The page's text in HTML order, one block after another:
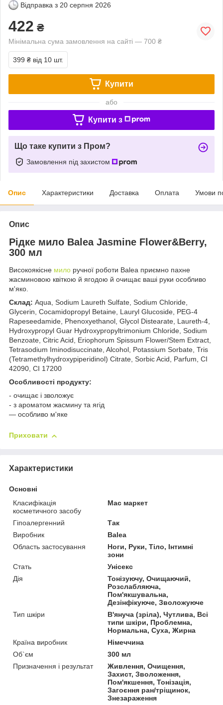
Відправка з 20 серпня 2026
422 ₴
Мінімальна сума замовлення на сайті — 700 ₴
399 ₴ від 10 шт.
Купити
або
Купити з
Що таке купити з Пром?
Замовлення під захистом
Опис Характеристики Доставка Оплата Умови
Опис
Рідке мило Balea Jasmine Flower&Berry,
300 мл
Високоякісне мило ручної роботи Balea приємно пахне
жасминовою квіткою й ягодою й очищає ваші руки особливо
м'яко.
Склад: Aqua, Sodium Laureth Sulfate, Sodium Chloride,
Glycerin, Cocamidopropyl Betaine, Lauryl Glucoside, PEG-4
Rapeseedamide, Phenoxyethanol, Glycol Distearate, Laureth-4,
Hydroxypropyl Guar Hydroxypropyltrimonium Chloride, Sodium
Benzoate, Citric Acid, Eriophorum Spissum Flower/Stem Extract,
Tetrasodium Iminodisuccinate, Alcohol, Potassium Sorbate, Tris
(Tetramethylhydroxypiperidinol) Citrate, Sorbic Acid, Parfum, CI
42090, CI 17200
Особливості продукту:
- очищає і зволожує
- з ароматом жасмину та ягід
— особливо м'яке
Приховати
Характеристики
Основні
Класифікація
косметичного засобу
Мас маркет
Гіпоалергенний
Так
Виробник
Balea
Область застосування
Ноги, Руки, Тіло, Інтимні
зони
Стать
Унісекс
Дія
Тонізуючу, Очищаючий,
Розслабляюча,
Пом'якшувальна,
Дезінфікуюче, Зволожуюче
Тип шкіри
В'януча (зріла), Чутлива, Всі
типи шкіри, Проблемна,
Нормальна, Суха, Жирна
Країна виробник
Німеччина
Об`єм
300 мл
Призначення і результат
Живлення, Очищення,
Захист, Зволоження,
Пом'якшення, Тонізація,
Загоєння ран/тріщинок,
Знезараження